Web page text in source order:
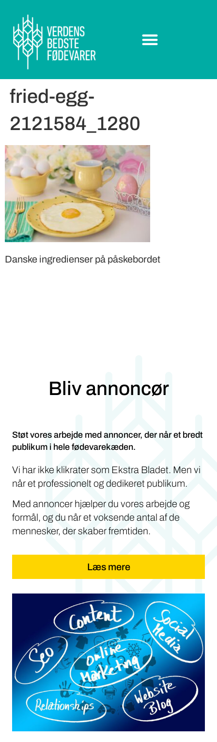
fried-egg-
2121584_1280
Danske ingredienser på påskebordet
Bliv annoncør
Støt vores arbejde med annoncer, der når et bredt
publikum i hele fødevarekæden.
Vi har ikke klikrater som Ekstra Bladet. Men vi
når et professionelt og dedikeret publikum.
Med annoncer hjælper du vores arbejde og
formål, og du når et voksende antal af de
mennesker, der skaber fremtiden.
Læs mere